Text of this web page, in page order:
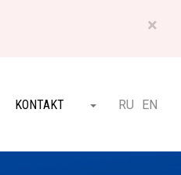
×
KONTAKT Otsi ET
RU EN